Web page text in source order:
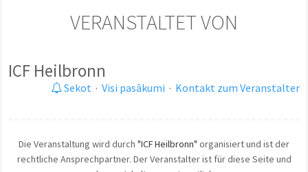
VERANSTALTET VON
ICF Heilbronn
Sekot · Visi pasākumi · Kontakt zum Veranstalter
Die Veranstaltung wird durch "ICF Heilbronn" organisiert und ist der
rechtliche Ansprechpartner. Der Veranstalter ist für diese Seite und